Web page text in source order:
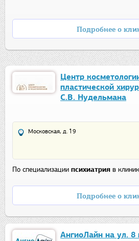
Подробнее о
Центр
пластической
С.В. Нудельмана
Московская, д. 19
По специализации психиатрия в
Подробнее о
АнгиоЛайн на ул. 8